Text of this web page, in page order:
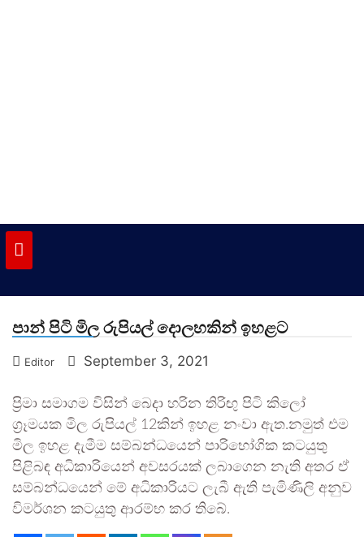
පාන් පිටි මිල රුපියල් දොලහකින් ඉහළට
Editor September 3, 2021
ප්‍රිමා සමාගම විසින් බෙදා හරින තිරිඟු පිටි කිලෝ
ග්‍රෑමයක මිල රුපියල් 12කින් ඉහළ නංවා ඇත.නමුත් එම
මිල ඉහළ දැමීම සම්බන්ධයෙන් පාරිභෝගික කටයුතු
පිළිබඳ අධිකාරියෙන් අවසරයක් ලබාගෙන නැති අතර ඒ
සම්බන්ධයෙන් මේ අධිකාරියට ලැබී ඇති පැමිණිලි අනුව
විමර්ශන කටයුතු ආරම්භ කර තිබේ.